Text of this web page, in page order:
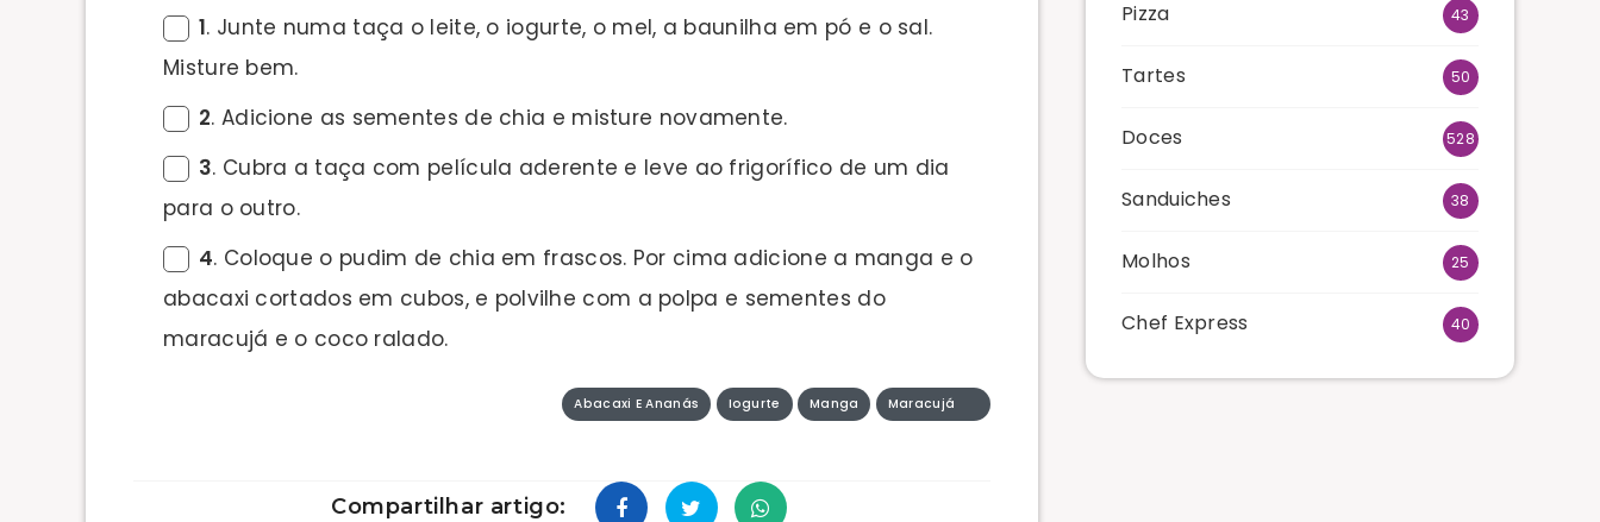
1. Junte numa taça o leite, o iogurte, o mel, a baunilha em pó e o sal.
Misture bem.
2. Adicione as sementes de chia e misture novamente.
3. Cubra a taça com película aderente e leve ao frigorífico de um dia
para o outro.
4. Coloque o pudim de chia em frascos. Por cima adicione a manga e o
abacaxi cortados em cubos, e polvilhe com a polpa e sementes do
maracujá e o coco ralado.
Abacaxi E Ananás Iogurte Manga Maracujá
Compartilhar artigo:
Pizza 43
Tartes 50
Doces 528
Sanduiches 38
Molhos 25
Chef Express 40